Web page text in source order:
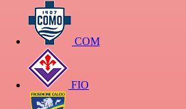
COM
FIO